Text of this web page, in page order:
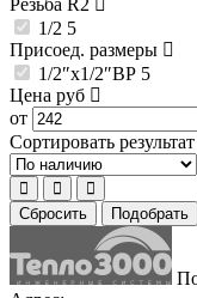
Резьба R2
1/2 5
Присоед. размеры
1/2″x1/2″ВР 5
Цена руб
от
Сортировать результат
Сбросить Подобрать